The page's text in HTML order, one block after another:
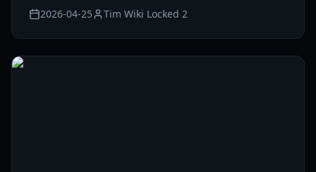
2026-04-25 Tim Wiki Locked 2